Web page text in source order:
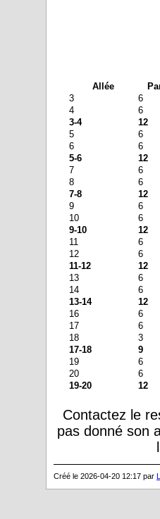
Allée
3
6
4
6
3-4
12
5
6
6
6
5-6
12
7
6
8
6
7-8
12
9
6
10
6
9-10
12
11
6
12
6
11-12
12
13
6
14
6
13-14
12
16
6
17
6
18
3
17-18
9
19
6
20
6
19-20
12
Contactez le
pas donné son
Créé le 2026-04-20 12:17 par